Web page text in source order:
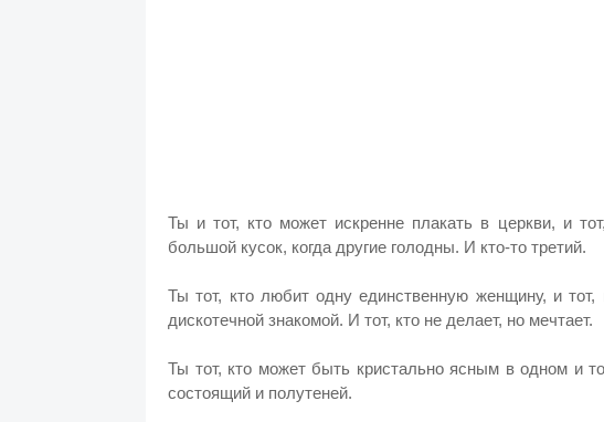
Ты и тот, кто может искренне плакать в церкви, и
большой кусок, когда другие голодны. И кто-то третий.
Ты тот, кто любит одну единственную женщину, и тот,
дискотечной знакомой. И тот, кто не делает, но мечтает.
Ты тот, кто может быть кристально ясным в одном и
состоящий и полутеней.